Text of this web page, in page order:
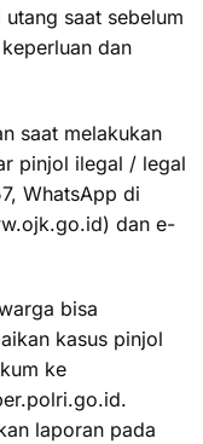
saat sebelum
dan
saat melakukan
pinjol ilegal / legal
WhatsApp di
dan e-
bisa
kasus pinjol
ke
.
laporan pada